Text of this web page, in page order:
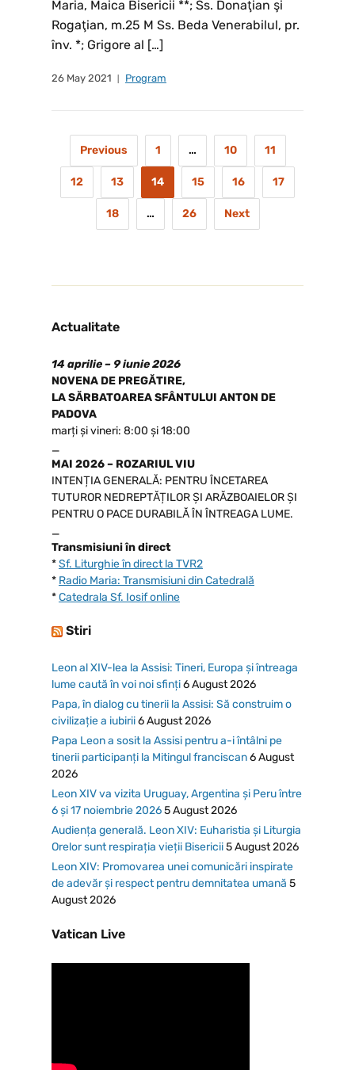
Maria, Maica Bisericii **; Ss. Donaţian şi
Rogaţian, m.25 M Ss. Beda Venerabilul, pr.
înv. *; Grigore al […]
26 May 2021 Program
Previous 1 … 10 11
12 13 14 15 16 17
18 … 26 Next
Actualitate
14 aprilie – 9 iunie 2026
NOVENA DE PREGĂTIRE,
LA SĂRBATOAREA SFÂNTULUI ANTON DE
PADOVA
marți și vineri: 8:00 și 18:00
_
MAI 2026 – ROZARIUL VIU
INTENȚIA GENERALĂ: PENTRU ÎNCETAREA
TUTUROR NEDREPTĂȚILOR ȘI ARĂZBOAIELOR ȘI
PENTRU O PACE DURABILĂ ÎN ÎNTREAGA LUME.
_
Transmisiuni în direct
*Sf. Liturghie în direct la TVR2
* Radio Maria: Transmisiuni din Catedrală
*Catedrala Sf. Iosif online
Stiri
Leon al XIV-lea la Assisi: Tineri, Europa și întreaga
lume caută în voi noi sfinți6 August 2026
Papa, în dialog cu tinerii la Assisi: Să construim o
civilizație a iubirii6 August 2026
Papa Leon a sosit la Assisi pentru a-i întâlni pe
tinerii participanți la Mitingul franciscan6 August
2026
Leon XIV va vizita Uruguay, Argentina și Peru între
6 și 17 noiembrie 20265 August 2026
Audiența generală. Leon XIV: Euharistia și Liturgia
Orelor sunt respirația vieții Bisericii5 August 2026
Leon XIV: Promovarea unei comunicări inspirate
de adevăr și respect pentru demnitatea umană 5
August 2026
Vatican Live